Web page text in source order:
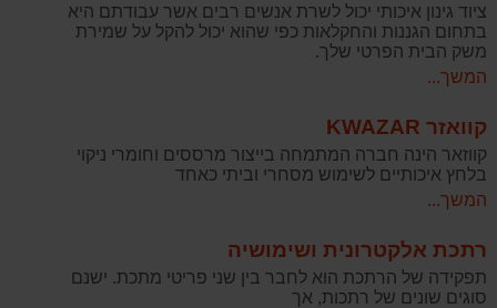
ציוד גינון איכותי יכול לשרת אנשים רבים אשר עבודתם היא
בתחום הגננות והחקלאות כפי שהוא יכול להקל על שמירת
משק הבית הפרטי שלך.
המשך...
קוואזר KWAZAR
קווזאר הינה חברה המתמחה בייצור מרססים וחומרי ניקוי
בלחץ איכותיים לשימוש מסחרי וביתי כאחד
המשך...
רתכת אלקטרונית ושימושיה
תפקידה של הרתכת הוא לחבר בין שני פריטי מתכת. ישנם
סוגים שונים של רתכות, אך